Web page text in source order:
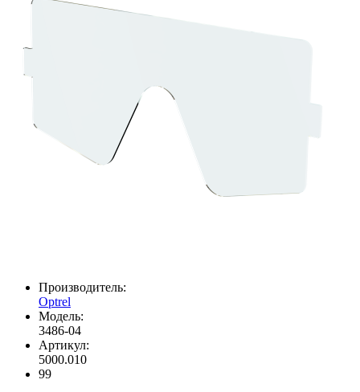
Производитель:
Optrel
Модель:
3486-04
Артикул:
5000.010
99